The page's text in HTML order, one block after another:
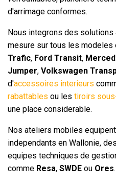
d'arrimage conformes.
Nous integrons des solutions
mesure sur tous les modeles
Trafic, Ford Transit,
Jumper, Volkswagen
d'accessoires interieurs
rabattables ou les tiroirs
une place considerable.
Nos ateliers mobiles
independants en Wallonie,
equipes techniques de
comme Resa, SWDE ou Ores.